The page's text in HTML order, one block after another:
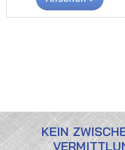
KEIN